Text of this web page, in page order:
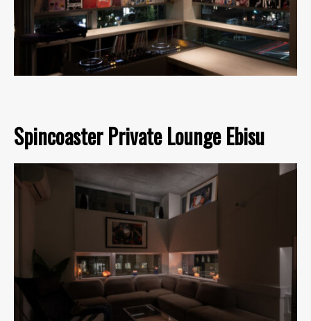
Spincoaster Private Lounge Ebisu